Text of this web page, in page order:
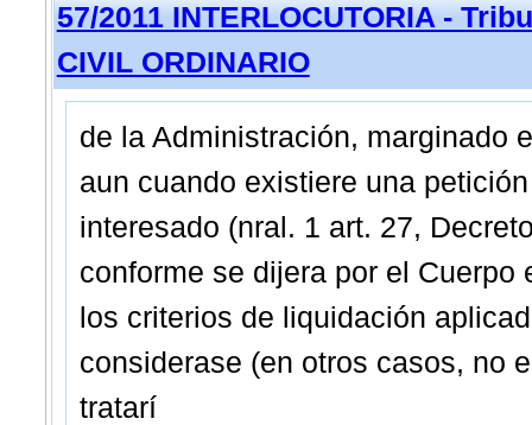
57/2011 INTERLOCUTORIA -
CIVIL ORDINARIO
de la Administración, marginado
aun cuando existiere una
interesado (nral. 1 art. 27,
conforme se dijera por el
los criterios de liquidación
considerase (en otros casos, no
tratarí